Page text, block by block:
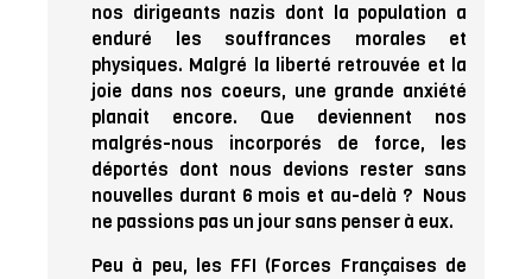
nos dirigeants nazis dont la population a
enduré les souffrances morales et
physiques. Malgré la liberté retrouvée et la
joie dans nos coeurs, une grande anxiété
planait encore. Que deviennent nos
malgrés-nous incorporés de force, les
déportés dont nous devions rester sans
nouvelles durant 6 mois et au-delà ? Nous
ne passions pas un jour sans penser à eux.
Peu à peu, les FFI (Forces Françaises de